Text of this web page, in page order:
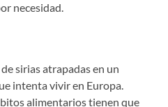
necesidad.
sirias atrapadas en un
intenta vivir en Europa.
alimentarios tienen que